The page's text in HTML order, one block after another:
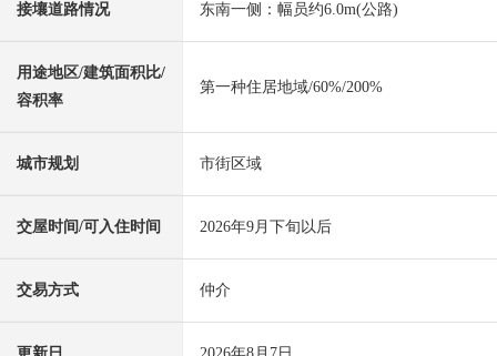
接壤道路情况 东南一侧：幅员约6.0m(公路)
用途地区/建筑面积比/
容积率
第一种住居地域/60%/200%
城市规划 市街区域
交屋时间/可入住时间 2026年9月下旬以后
交易方式 仲介